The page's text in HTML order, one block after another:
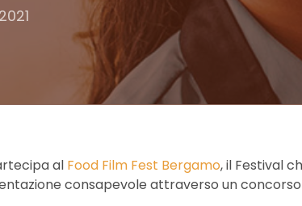
al Food Film Fest Bergamo, il Festival
consapevole attraverso un